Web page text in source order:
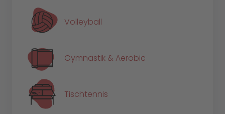
Volleyball
Gymnastik & Aerobic
Tischtennis